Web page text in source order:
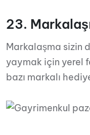
23.
Markalaşma sizin
yaymak için yerel
bazı markalı